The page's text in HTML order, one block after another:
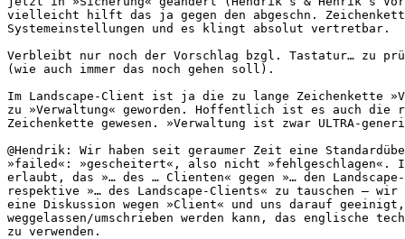
vielleicht hilft das ja gegen den abgeschn.
Systemeinstellungen und es klingt absolut vertretbar.
Verbleibt nur noch der Vorschlag bzgl. Tastatur… zu
(wie auch immer das noch gehen soll).
Im Landscape-Client ist ja die zu lange Zeichenkette
zu »Verwaltung« geworden. Hoffentlich ist es auch die
Zeichenkette gewesen. »Verwaltung ist zwar ULTRA-
@Hendrik: Wir haben seit geraumer Zeit eine
»failed«: »gescheitert«, also nicht »fehlgeschlagen«.
erlaubt, das »… des … Clienten« gegen »… den
respektive »… des Landscape-Clients« zu tauschen – wir
eine Diskussion wegen »Client« und uns darauf
weggelassen/umschrieben werden kann, das englische
zu verwenden.